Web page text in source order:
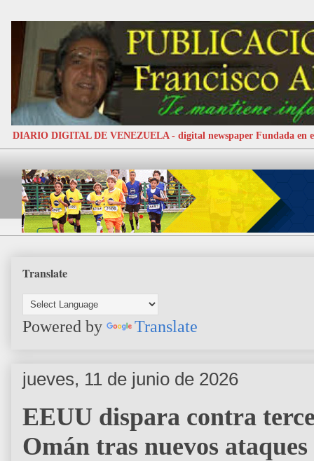
DIARIO DIGITAL DE VENEZUELA - digital newspaper Fundada en
Translate
Powered by Translate
jueves, 11 de junio de 2026
EEUU dispara contra
Omán tras nuevos